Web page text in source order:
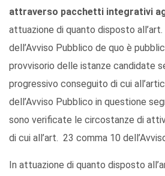
attraverso pacchetti integrativi
attuazione di quanto disposto
dell’Avviso Pubblico de quo è
provvisorio delle istanze candidate
progressivo conseguito di cui
dell’Avviso Pubblico in questione
sono verificate le circostanze di
di cui all’art. 23 comma 10
In attuazione di quanto disposto